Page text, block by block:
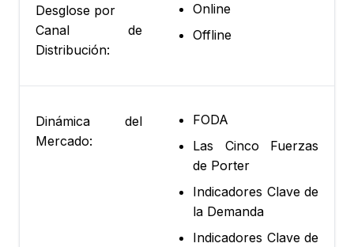
Desglose por
Canal de
Distribución:
Online
Offline
Dinámica del
Mercado:
FODA
Las Cinco Fuerzas
de Porter
Indicadores Clave de
la Demanda
Indicadores Clave de